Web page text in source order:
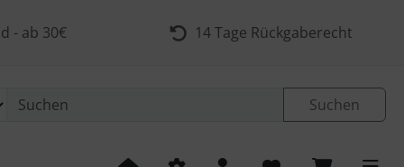
- ab 30€ 14 Tage Rückgaberecht
Suchen